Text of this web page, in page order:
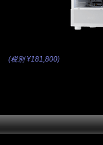
(税別 ¥181,800)